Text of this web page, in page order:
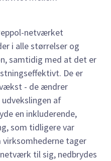
netværket
i alle størrelser og
samtidig med at det er
De er
- de ændrer
af
en inkluderende,
som tidligere var
virksomhederne tager
til sig, nedbrydes